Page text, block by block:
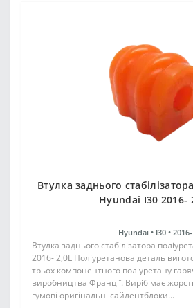
Втулка заднього
Hyundai I30 2016-
Hyundai • I30 • 2016-
Втулка заднього стабілізатора
2016- 2,0L Поліуретанова деталь
трьох компонентного поліуретану
виробництва Франції. Виріб має
гумові оригінальні сайлентблоки...